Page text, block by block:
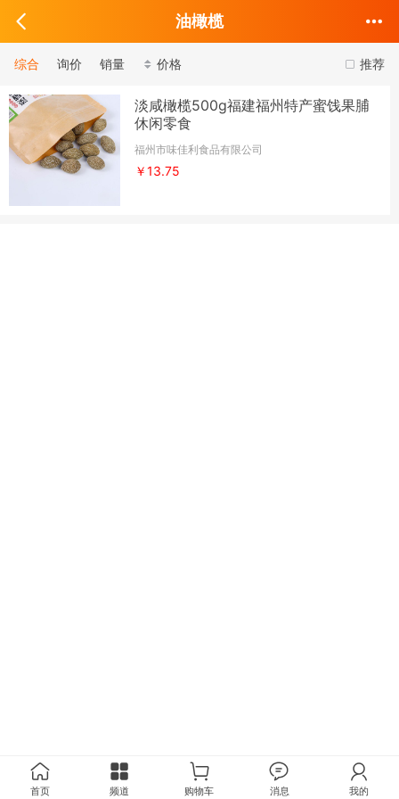
油橄榄
推荐
综合 询价 销量 价格
淡咸橄榄500g福建福州特产蜜饯果脯
休闲零食
福州市味佳利食品有限公司
￥13.75
首页 频道 购物车 消息 我的